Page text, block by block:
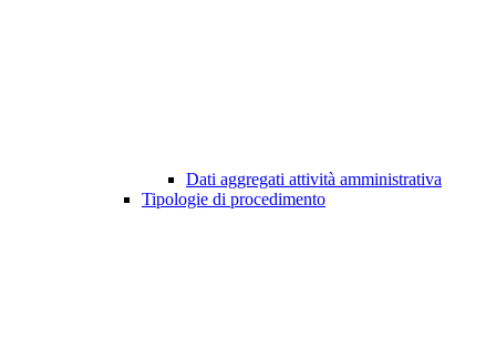
Dati aggregati attività amministrativa
Tipologie di procedimento